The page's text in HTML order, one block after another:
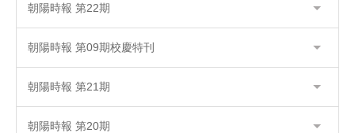
朝陽時報 第22期
朝陽時報 第09期校慶特刊
朝陽時報 第21期
朝陽時報 第20期